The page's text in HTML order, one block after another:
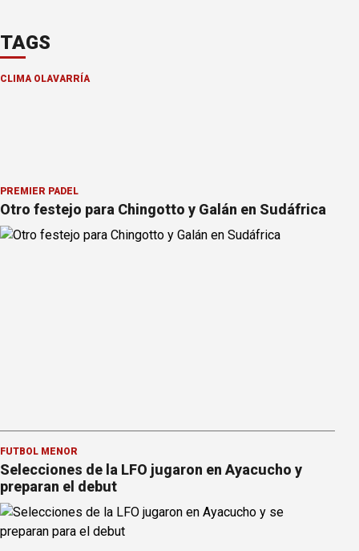
TAGS
CLIMA OLAVARRÍA
PREMIER PÁDEL
Otro festejo para Chingotto y Galán en Sudáfrica
FÚTBOL MENOR
Selecciones de la LFO jugaron en Ayacucho y
preparan el debut